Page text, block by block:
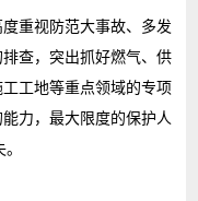
重视防范大事故、多发
查，突出抓好燃气、供
工地等重点领域的专项
力，最大限度的保护人